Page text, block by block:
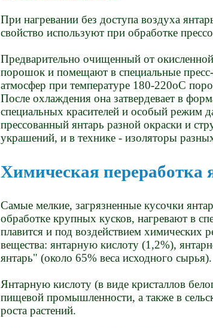
При нагревании без доступа воздуха
свойство используют при обработке
Предварительно очищенный от
порошок и помещают в специальные
атмосфер при температуре 180-220оС
После охлаждения она затвердевает в
специальных красителей и особый режим
прессованный янтарь разной окраски и
украшений, и в технике - изоляторы
Химическая переработка
Самые мелкие, загрязненные кусочки
обработке крупных кусков, нагревают в
плавится и под воздействием химических
вещества: янтарную кислоту (1,2%),
янтарь" (около 65% веса исходного сырья).
Янтарную кислоту (в виде кристаллов
пищевой промышленности, а также в
роста растений.